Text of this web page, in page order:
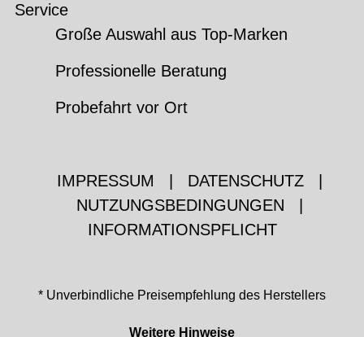
Service
Große Auswahl aus Top-Marken
Professionelle Beratung
Probefahrt vor Ort
IMPRESSUM DATENSCHUTZ
NUTZUNGSBEDINGUNGEN
INFORMATIONSPFLICHT
* Unverbindliche Preisempfehlung des Herstellers
Weitere Hinweise